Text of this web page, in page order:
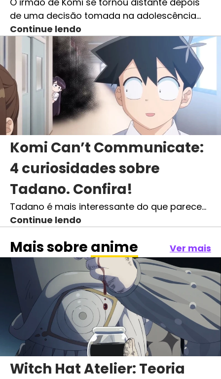
de uma decisão tomada na adolescência…
Continue lendo
Komi Can’t Communicate:
4 curiosidades sobre
Tadano. Confira!
Tadano é mais interessante do que parece…
Continue lendo
Mais sobre anime Ver mais
Witch Hat Atelier: Teoria